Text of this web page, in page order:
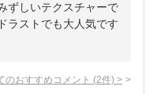
ずしいテクスチャーで
ラストでも大人気です
のおすすめコメント (2件) >